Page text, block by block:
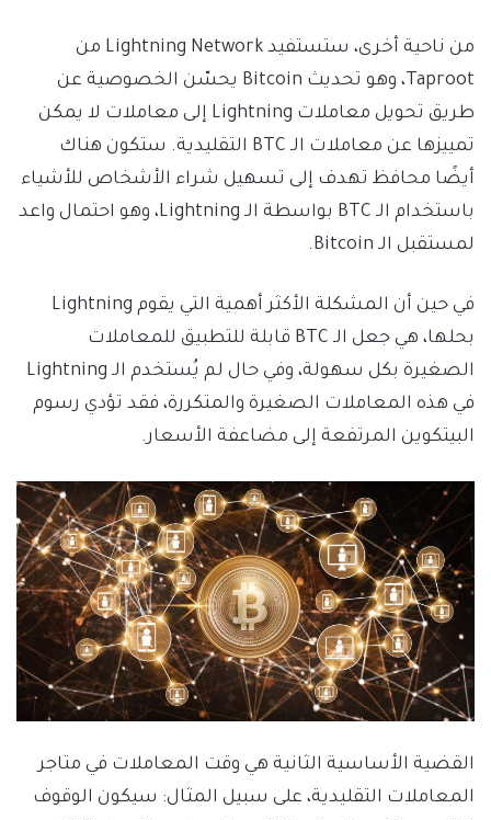
من ناحية أخرى، ستستفيد Lightning Network من
Taproot، وهو تحديث Bitcoin يحسّن الخصوصية عن
طريق تحويل معاملات Lightning إلى معاملات لا يمكن
تمييزها عن معاملات الـ BTC التقليدية. ستكون هناك
أيضًا محافظ تهدف إلى تسهيل شراء الأشخاص للأشياء
باستخدام الـ BTC بواسطة الـ Lightning، وهو احتمال واعد
لمستقبل الـ Bitcoin.
في حين أن المشكلة الأكثر أهمية التي يقوم Lightning
بحلها، هي جعل الـ BTC قابلة للتطبيق للمعاملات
الصغيرة بكل سهولة، وفي حال لم يُستخدم الـ Lightning
في هذه المعاملات الصغيرة والمتكررة، فقد تؤدي رسوم
البيتكوين المرتفعة إلى مضاعفة الأسعار.
القضية الأساسية الثانية هي وقت المعاملات في متاجر
المعاملات التقليدية، على سبيل المثال: سيكون الوقوف